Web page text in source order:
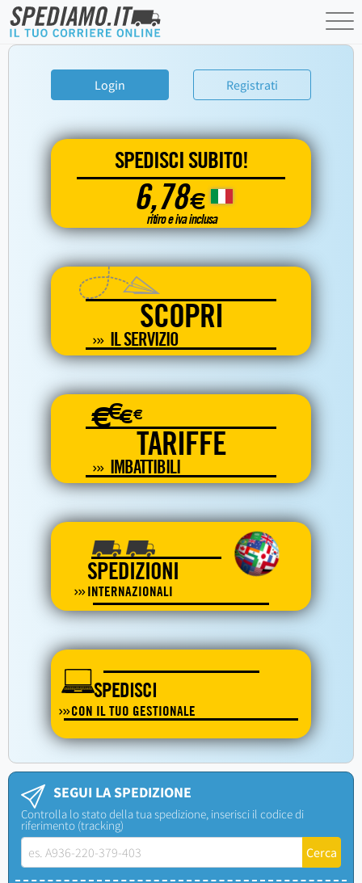
Login Registrati
SPEDISCI SUBITO!
6,78€
ritiro e iva inclusa
SCOPRI
IL SERVIZIO
€€€€
TARIFFE
IMBATTIBILI
SPEDIZIONI
INTERNAZIONALI
SPEDISCI
CON IL TUO GESTIONALE
SEGUI LA SPEDIZIONE
Controlla lo stato della tua spedizione, inserisci il codice di
riferimento (tracking)